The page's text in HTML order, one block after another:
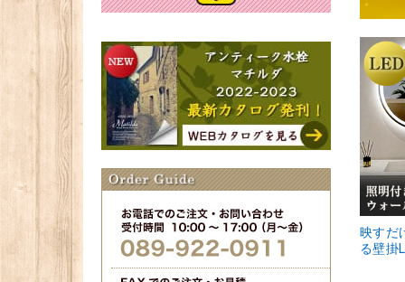
映すだ
る壁掛